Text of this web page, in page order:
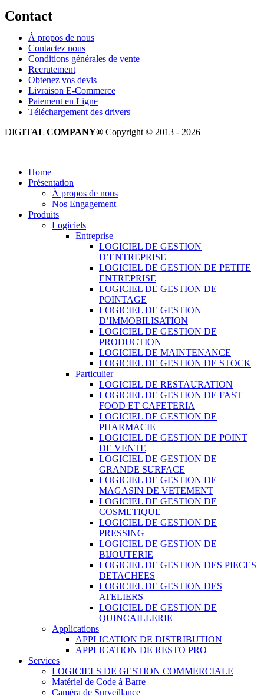
Contact
À propos de nous
Contactez nous
Conditions générales de vente
Recrutement
Obtenez vos devis
Livraison E-Commerce
Paiement en Ligne
Téléchargement des drivers
DIGITAL COMPANY® Copyright © 2013 - 2026
Home
Présentation
À propos de nous
Nos Engagement
Produits
Logiciels
Entreprise
LOGICIEL DE GESTION
D’ENTREPRISE
LOGICIEL DE GESTION DE PETITE
ENTREPRISE
LOGICIEL DE GESTION DE
POINTAGE
LOGICIEL DE GESTION
D’IMMOBILISATION
LOGICIEL DE GESTION DE
PRODUCTION
LOGICIEL DE MAINTENANCE
LOGICIEL DE GESTION DE STOCK
Particulier
LOGICIEL DE RESTAURATION
LOGICIEL DE GESTION DE FAST
FOOD ET CAFETERIA
LOGICIEL DE GESTION DE
PHARMACIE
LOGICIEL DE GESTION DE POINT
DE VENTE
LOGICIEL DE GESTION DE
GRANDE SURFACE
LOGICIEL DE GESTION DE
MAGASIN DE VETEMENT
LOGICIEL DE GESTION DE
COSMETIQUE
LOGICIEL DE GESTION DE
PRESSING
LOGICIEL DE GESTION DE
BIJOUTERIE
LOGICIEL DE GESTION DES PIECES
DETACHEES
LOGICIEL DE GESTION DES
ATELIERS
LOGICIEL DE GESTION DE
QUINCAILLERIE
Applications
APPLICATION DE DISTRIBUTION
APPLICATION DE RESTO PRO
Services
LOGICIELS DE GESTION COMMERCIALE
Matériel de Code à Barre
Caméra de Surveillance